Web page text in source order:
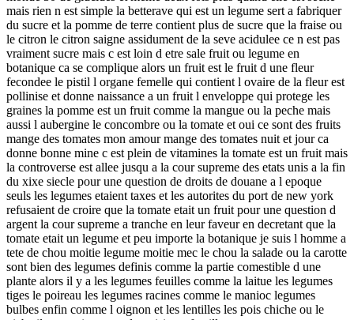
mais rien n est simple la betterave qui est un legume sert a fabriquer
du sucre et la pomme de terre contient plus de sucre que la fraise ou
le citron le citron saigne assidument de la seve acidulee ce n est pas
vraiment sucre mais c est loin d etre sale fruit ou legume en
botanique ca se complique alors un fruit est le fruit d une fleur
fecondee le pistil l organe femelle qui contient l ovaire de la fleur est
pollinise et donne naissance a un fruit l enveloppe qui protege les
graines la pomme est un fruit comme la mangue ou la peche mais
aussi l aubergine le concombre ou la tomate et oui ce sont des fruits
mange des tomates mon amour mange des tomates nuit et jour ca
donne bonne mine c est plein de vitamines la tomate est un fruit mais
la controverse est allee jusqu a la cour supreme des etats unis a la fin
du xixe siecle pour une question de droits de douane a l epoque
seuls les legumes etaient taxes et les autorites du port de new york
refusaient de croire que la tomate etait un fruit pour une question d
argent la cour supreme a tranche en leur faveur en decretant que la
tomate etait un legume et peu importe la botanique je suis l homme a
tete de chou moitie legume moitie mec le chou la salade ou la carotte
sont bien des legumes definis comme la partie comestible d une
plante alors il y a les legumes feuilles comme la laitue les legumes
tiges le poireau les legumes racines comme le manioc legumes
bulbes enfin comme l oignon et les lentilles les pois chiche ou le